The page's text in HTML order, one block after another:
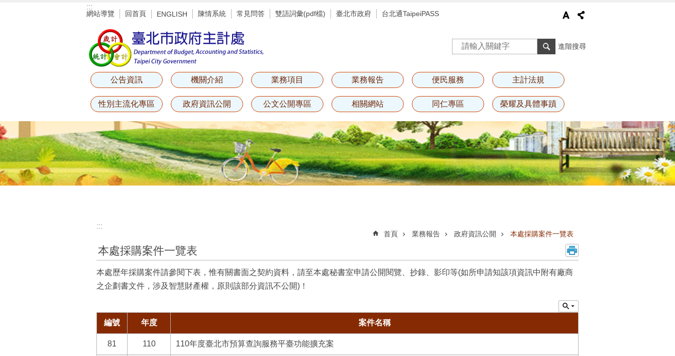
:::
網站導覽 回首頁 ENGLISH 陳情系統 常見問答 雙語詞彙(pdf檔) 臺北市政府 台北通TaipeiPASS
進階搜尋
公告資訊 機關介紹 業務項目 業務報告 便民服務 主計法規
性別主流化專區 政府資訊公開 公文公開專區 相關網站 同仁專區 榮耀及具體事蹟
:::
首頁 業務報告 政府資訊公開 本處採購案件一覽表
本處採購案件一覽表
本處歷年採購案件請參閱下表，惟有關書面之契約資料，請至本處秘書室申請公開閱覽、抄錄、影印等(如所申請知該項資訊中附有廠商
之企劃書文件，涉及智慧財產權，原則該部分資訊不公開)！
編號 年度 案件名稱
81 110 110年度臺北市預算查詢服務平臺功能擴充案